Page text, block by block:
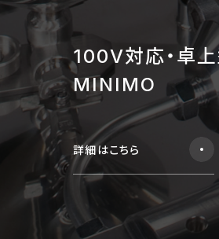
100V対応・卓
MINIMO
詳細はこちら